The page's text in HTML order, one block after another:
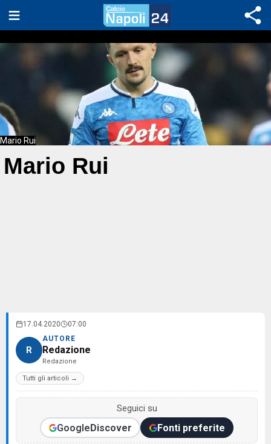
Mario Rui
Mario Rui
17.04.2020 07:00
R
AUTORE
Redazione
Redazione
Tutti gli articoli →
Seguici su
GoogleDiscover Fonti preferite